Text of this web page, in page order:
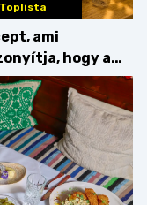
Toplista
ami
hogy a
húsok mellé is